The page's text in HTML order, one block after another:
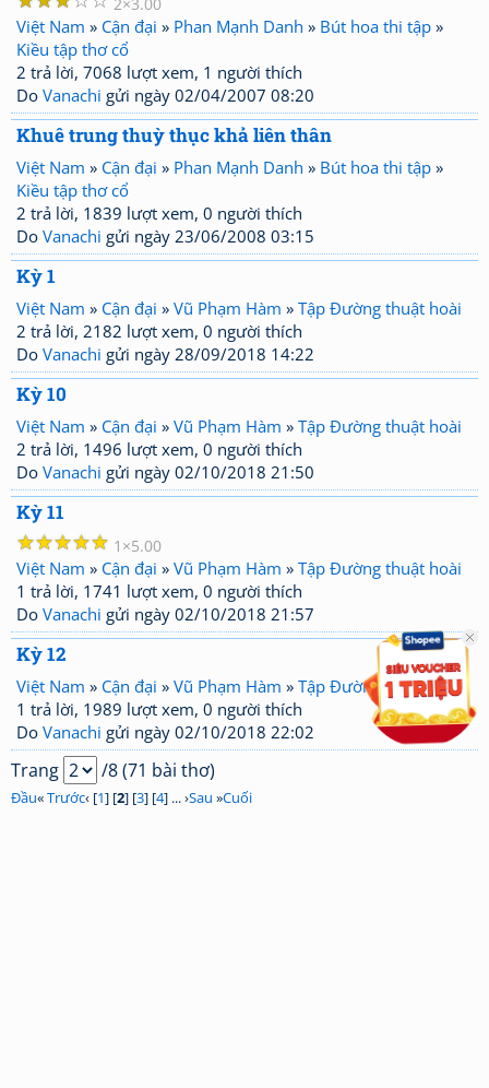
2 3.00
Việt Nam » Cận đại » Phan Mạnh Danh » Bút hoa thi tập »
Kiều tập thơ cổ
2 trả lời, 7068 lượt xem, 1 người thích
Do Vanachi gửi ngày 02/04/2007 08:20
Khuê trung thuỳ thục khả liên thân
Việt Nam » Cận đại » Phan Mạnh Danh » Bút hoa thi tập »
Kiều tập thơ cổ
2 trả lời, 1839 lượt xem, 0 người thích
Do Vanachi gửi ngày 23/06/2008 03:15
Kỳ 1
Việt Nam » Cận đại » Vũ Phạm Hàm » Tập Đường thuật hoài
2 trả lời, 2182 lượt xem, 0 người thích
Do Vanachi gửi ngày 28/09/2018 14:22
Kỳ 10
Việt Nam » Cận đại » Vũ Phạm Hàm » Tập Đường thuật hoài
2 trả lời, 1496 lượt xem, 0 người thích
Do Vanachi gửi ngày 02/10/2018 21:50
Kỳ 11
☆
☆
☆
☆
☆ 1 5.00
Việt Nam » Cận đại » Vũ Phạm Hàm » Tập Đường thuật hoài
1 trả lời, 1741 lượt xem, 0 người thích
Do Vanachi gửi ngày 02/10/2018 21:57
Kỳ 12
Việt Nam » Cận đại » Vũ Phạm Hàm » Tập Đường thuật hoài
1 trả lời, 1989 lượt xem, 0 người thích
Do Vanachi gửi ngày 02/10/2018 22:02
Trang /8 (71 bài thơ)
Đầu«Trước‹ [1] [2] [3] [4] ... ›Sau »Cuối